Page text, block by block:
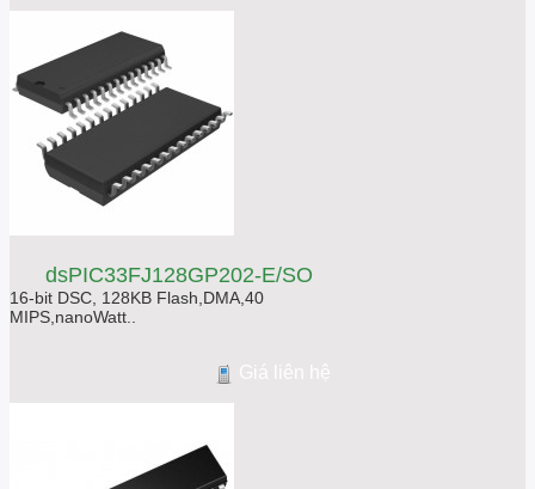
dsPIC33FJ128GP202-E/SO
16-bit DSC, 128KB Flash,DMA,40
MIPS,nanoWatt..
Giá liên hệ